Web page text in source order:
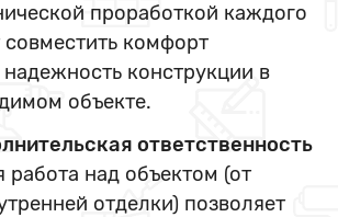
проработкой каждого
совместить комфорт
конструкции в
объекте.
ответственность
работа над объектом (от
отделки) позволяет